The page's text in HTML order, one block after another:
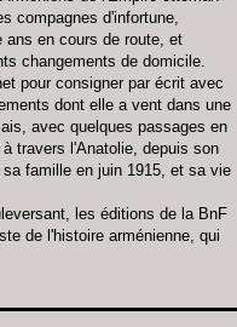
compagnes d'infortune,
ans en cours de route, et
changements de domicile.
pour consigner par écrit avec
dont elle a vent dans une
avec quelques passages en
travers l'Anatolie, depuis son
famille en juin 1915, et sa vie
les éditions de la BnF
de l'histoire arménienne, qui